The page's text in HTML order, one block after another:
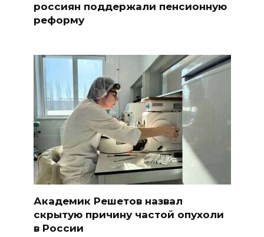
россиян поддержали пенсионную
реформу
Академик Решетов назвал
скрытую причину частой опухоли
в России